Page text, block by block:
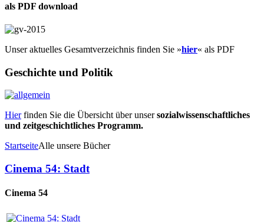
als PDF download
Unser aktuelles Gesamtverzeichnis finden Sie »hier« als PDF
Geschichte und Politik
Hierfinden Sie die Übersicht über unsersozialwissenschaftliches
und zeitgeschichtliches Programm.
StartseiteAlle unsere Bücher
Cinema 54: Stadt
Cinema 54